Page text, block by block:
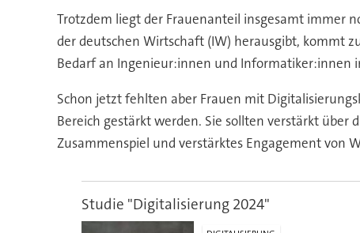
Trotzdem liegt der Frauenanteil insgesamt immer
der deutschen Wirtschaft (IW) herausgibt, kommt
Bedarf an Ingenieur:innen und Informatiker:innen
Schon jetzt fehlten aber Frauen mit
Bereich gestärkt werden. Sie sollten verstärkt
Zusammenspiel und verstärktes Engagement von
Studie "Digitalisierung 2024"